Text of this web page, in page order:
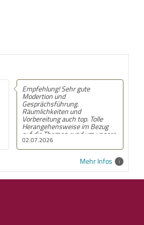
gute
top. Tolle
im Bezug
um unsere
den Termin
mit dem
Punkte
begleitet
sowie
Empfehlung! Mir fällt es jetzt
leichter alle im Team zu sehen
und ihre Leistungen
anzuerkennen.
Mehr Infos